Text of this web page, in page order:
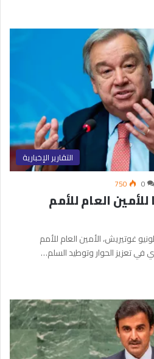
التقارير الإخبارية
0
750
العام للأمم
غوتيريش، الأمين العام للأمم
في تعزيز الحوار وتوطيد السلم…